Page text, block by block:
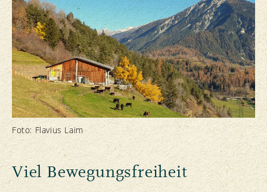
Foto: Flavius Laim
Viel Bewegungsfreiheit